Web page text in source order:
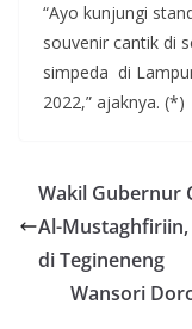
“Ayo kunjungi
souvenir cantik di
simpeda di
2022,” ajaknya. (*)
Wakil Gubernur
Al-Mustaghfiriin,
di Tegineneng
Wansori